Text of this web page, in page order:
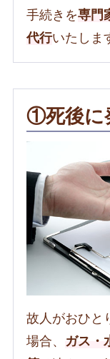
手続きを専門
代行いたしま
①死後に
故人がおひと
場合、 ガス・